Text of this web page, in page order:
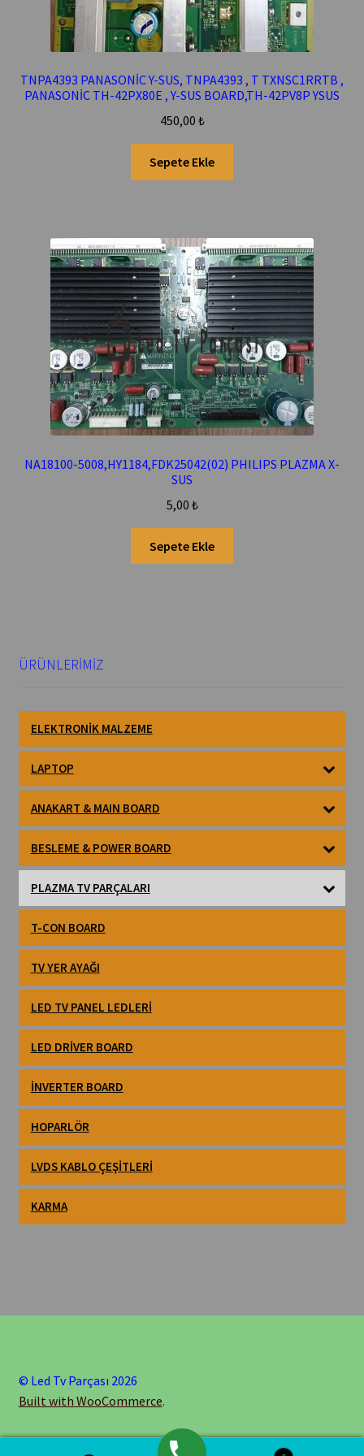
TNPA4393 PANASONİC Y-SUS, TNPA4393 , T TXNSC1RRTB ,
PANASONİC TH-42PX80E , Y-SUS BOARD,TH-42PV8P YSUS
450,00 ₺
Sepete Ekle
NA18100-5008,HY1184,FDK25042(02) PHILIPS PLAZMA X-
SUS
5,00 ₺
Sepete Ekle
ÜRÜNLERİMİZ
ELEKTRONIK MALZEME
LAPTOP
ANAKART & MAIN BOARD
BESLEME & POWER BOARD
PLAZMA TV PARÇALARI
T-CON BOARD
TV YER AYAĞI
LED TV PANEL LEDLERI
LED DRIVER BOARD
İNVERTER BOARD
HOPARLÖR
LVDS KABLO ÇEŞITLERI
KARMA
© Led Tv Parçası 2026
Built with WooCommerce.